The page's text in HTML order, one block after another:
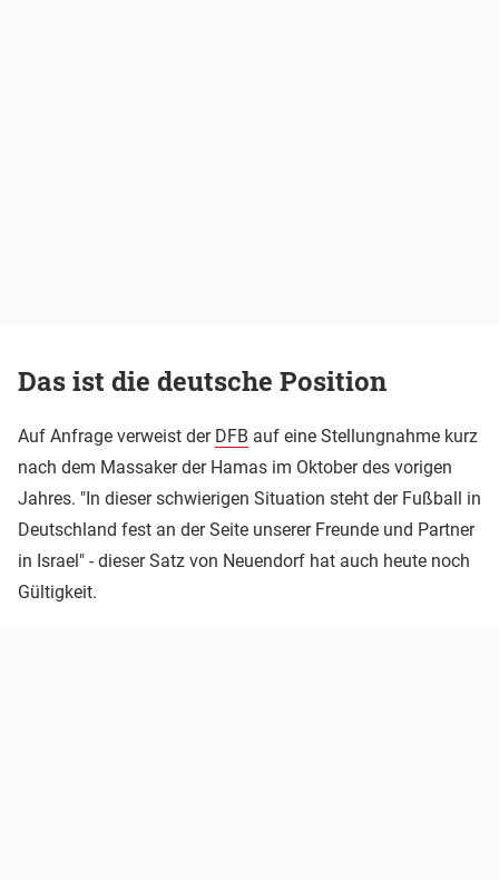
Das ist die deutsche Position
Auf Anfrage verweist der DFB auf eine Stellungnahme kurz
nach dem Massaker der Hamas im Oktober des vorigen
Jahres. "In dieser schwierigen Situation steht der Fußball in
Deutschland fest an der Seite unserer Freunde und Partner
in Israel" - dieser Satz von Neuendorf hat auch heute noch
Gültigkeit.